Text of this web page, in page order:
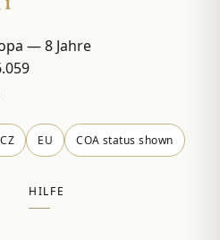
— 8 Jahre
EU COA status shown
HILFE